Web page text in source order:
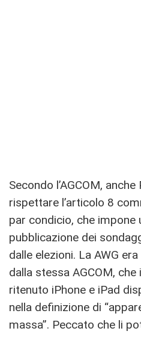
Secondo l’AGCOM,
rispettare l’articolo 8
par condicio, che impone
pubblicazione dei
dalle elezioni. La AWG
dalla stessa AGCOM,
ritenuto iPhone e iPad
nella definizione di
massa”. Peccato che li